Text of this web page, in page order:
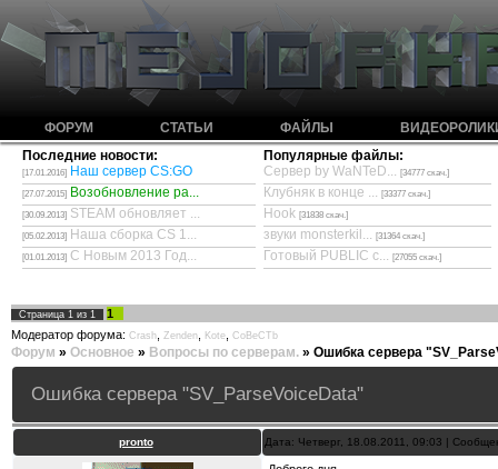
ФОРУМ СТАТЬИ ФАЙЛЫ
Последние новости:
[17.01.2016] Наш сервер CS:GO
[27.07.2015] Возобновление ра...
[30.09.2013] STEAM обновляет ...
[05.02.2013] Наша сборка CS 1...
[01.01.2013] С Новым 2013 Год...
Популярные файлы:
Сервер by WaNTeD... [34777 скач.]
Клубняк в конце ... [33377 скач.]
Hook [31838 скач.]
звуки monsterkil... [31364 скач.]
Готовый PUBLIC с... [27055 скач.]
Страница 1 из 1
1
Модератор форума: Crash Zenden Kote CoBeCTb
Форум » Основное » Вопросы по серверам. » Ошибка сервера
Ошибка сервера "SV_ParseVoiceData"
pronto Дата: Четверг, 18.08.2011, 09:03 |